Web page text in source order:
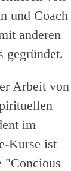
und Coach
anderen
gegründet.
Arbeit von
im
Kurse ist
"Concious